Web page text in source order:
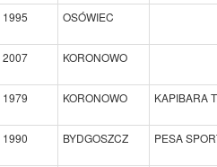
1995 OSÓWIEC
2007 KORONOWO
1979 KORONOWO KAPIBARA
1990 BYDGOSZCZ PESA